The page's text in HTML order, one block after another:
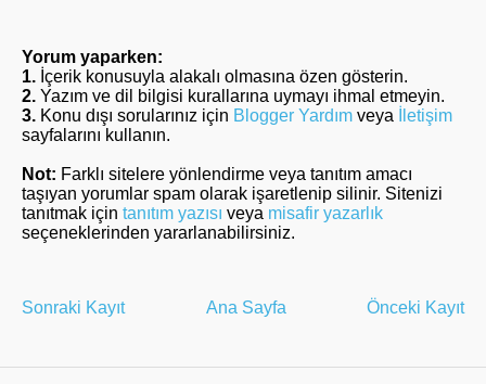
Yorum yaparken:
1. İçerik konusuyla alakalı olmasına özen gösterin.
2. Yazım ve dil bilgisi kurallarına uymayı ihmal etmeyin.
3. Konu dışı sorularınız için Blogger Yardım veya
İletişim
sayfalarını kullanın.
Not: Farklı sitelere yönlendirme veya tanıtım amacı
taşıyan yorumlar spam olarak işaretlenip silinir. Sitenizi
tanıtmak için tanıtım yazısı veya misafir yazarlık
seçeneklerinden yararlanabilirsiniz.
Sonraki Kayıt Önceki Kayıt
Ana Sayfa